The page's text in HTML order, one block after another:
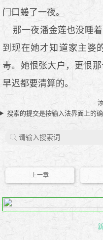
门口蜷了一夜。
那一夜潘金莲也没睡着
到现在她才知道家主婆
毒。她恨张大户，更恨
早迟都要清算的。
搜索的提交是按输入法界面上的
上一章